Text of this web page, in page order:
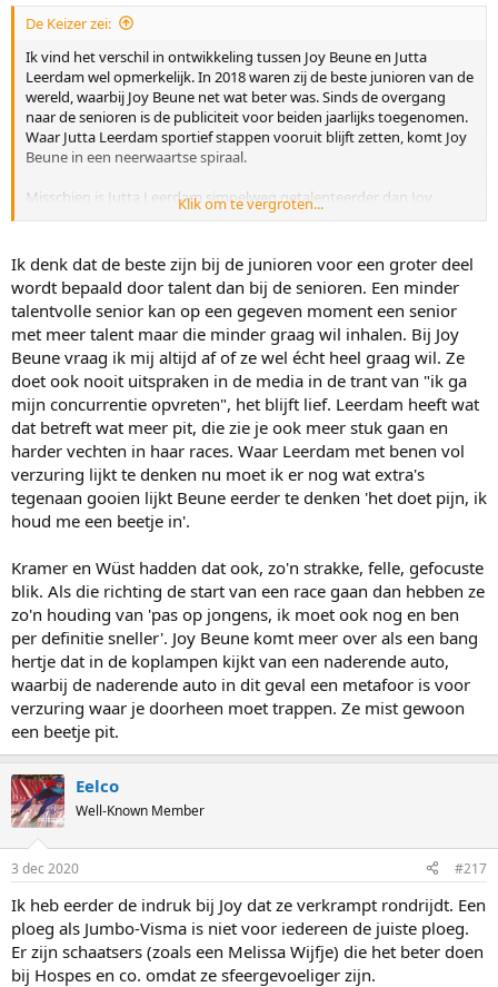
De Keizer zei:
Ik vind het verschil in ontwikkeling tussen Joy Beune en Jutta
Leerdam wel opmerkelijk. In 2018 waren zij de beste junioren van de
wereld, waarbij Joy Beune net wat beter was. Sinds de overgang
naar de senioren is de publiciteit voor beiden jaarlijks toegenomen.
Waar Jutta Leerdam sportief stappen vooruit blijft zetten, komt Joy
Beune in een neerwaartse spiraal.
Misschien is Jutta Leerdam simpelweg getalenteerder dan Joy
Beune. Maar ik sluit ook niet uit dat eerstgenoemde veel beter om
terug zien in de prestaties.
Klik om te vergroten...
Ik denk dat de beste zijn bij de junioren voor een groter deel
wordt bepaald door talent dan bij de senioren. Een minder
talentvolle senior kan op een gegeven moment een senior
met meer talent maar die minder graag wil inhalen. Bij Joy
Beune vraag ik mij altijd af of ze wel écht heel graag wil. Ze
doet ook nooit uitspraken in de media in de trant van "ik ga
mijn concurrentie opvreten", het blijft lief. Leerdam heeft wat
dat betreft wat meer pit, die zie je ook meer stuk gaan en
harder vechten in haar races. Waar Leerdam met benen vol
verzuring lijkt te denken nu moet ik er nog wat extra's
tegenaan gooien lijkt Beune eerder te denken 'het doet pijn, ik
houd me een beetje in'.
Kramer en Wüst hadden dat ook, zo'n strakke, felle, gefocuste
blik. Als die richting de start van een race gaan dan hebben ze
zo'n houding van 'pas op jongens, ik moet ook nog en ben
per definitie sneller'. Joy Beune komt meer over als een bang
hertje dat in de koplampen kijkt van een naderende auto,
waarbij de naderende auto in dit geval een metafoor is voor
verzuring waar je doorheen moet trappen. Ze mist gewoon
een beetje pit.
Eelco
Well-Known Member
3 dec 2020 #217
Ik heb eerder de indruk bij Joy dat ze verkrampt rondrijdt. Een
ploeg als Jumbo-Visma is niet voor iedereen de juiste ploeg.
Er zijn schaatsers (zoals een Melissa Wijfje) die het beter doen
bij Hospes en co. omdat ze sfeergevoeliger zijn.